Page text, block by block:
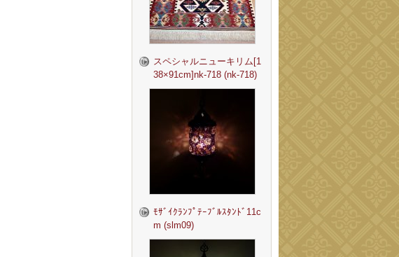
スペシャルニューキリム[1
38×91cm]nk-718 (nk-718)
ﾓｻﾞｲｸﾗﾝﾌﾟﾃｰﾌﾞﾙｽﾀﾝﾄﾞ11c
m (slm09)